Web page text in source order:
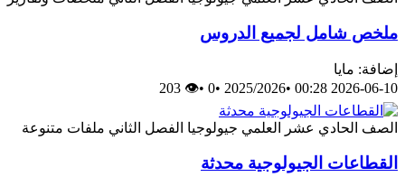
ملخص شامل لجميع الدروس
إضافة: مايا
2026-06-10 00:28
•
2025/2026
•
0
•
👁 203
الصف الحادي عشر العلمي جيولوجيا الفصل الثاني ملفات متنوعة
القطاعات الجيولوجية محدثة